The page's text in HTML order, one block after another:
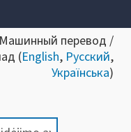
перевод /
(English, Русский,
Українська)